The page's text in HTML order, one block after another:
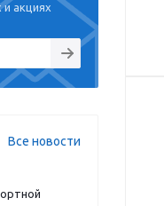
и акциях
Все новости